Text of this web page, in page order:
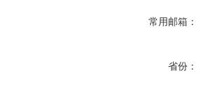
常用邮箱：
省份：